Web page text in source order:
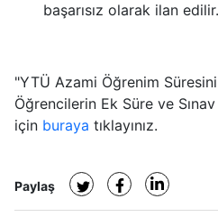
başarısız olarak ilan edilir.
"YTÜ Azami Öğrenim
Öğrencilerin Ek Süre ve
için buraya tıklayınız.
Paylaş